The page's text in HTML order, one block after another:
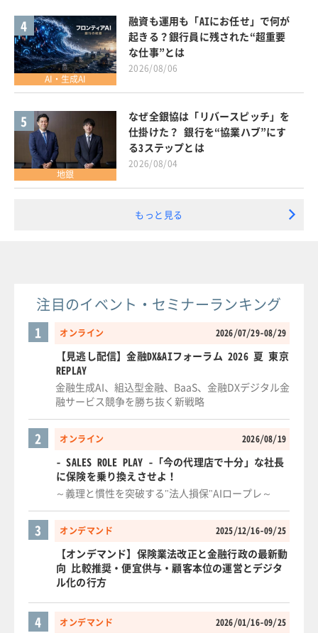
4
AI・生成AI
融資も運用も「AIにお任せ」で何が
起きる？銀行員に残された“超重要
な仕事”とは
2026/08/06
5
地銀
なぜ全銀協は「リバースピッチ」を
仕掛けた？ 銀行を“協業ハブ”にす
る3ステップとは
2026/08/04
もっと見る
注目のイベント・セミナーランキング
オンライン 2026/07/29-08/29
1
【見逃し配信】金融DX&AIフォーラム 2026 夏 東京
REPLAY
金融生成AI、組込型金融、BaaS、金融DXデジタル金
融サービス競争を勝ち抜く新戦略
オンライン 2026/08/19
2
- SALES ROLE PLAY -「今の代理店で十分」な社長
に保険を乗り換えさせよ！
～義理と慣性を突破する"法人損保"AIロープレ～
オンデマンド 2025/12/16-09/25
3
【オンデマンド】保険業法改正と金融行政の最新動
向 比較推奨・便宜供与・顧客本位の運営とデジタ
ル化の行方
オンデマンド 2026/01/16-09/25
4